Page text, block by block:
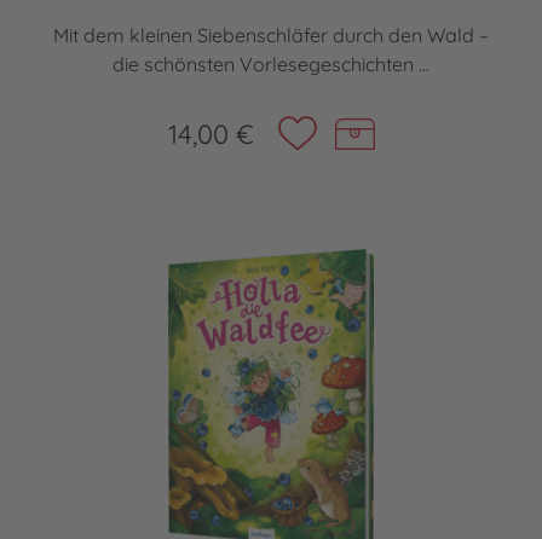
Mit dem kleinen Siebenschläfer durch den Wald –
die schönsten Vorlesegeschichten ...
14,00 €